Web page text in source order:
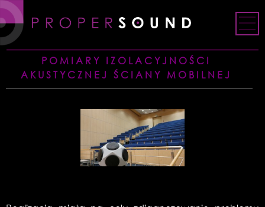
Skip
to
content
POMIARY IZOLACYJNOŚCI
AKUSTYCZNEJ ŚCIANY MOBILNEJ